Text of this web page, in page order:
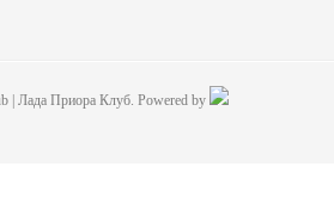
| Лада Приора Клуб. Powered by